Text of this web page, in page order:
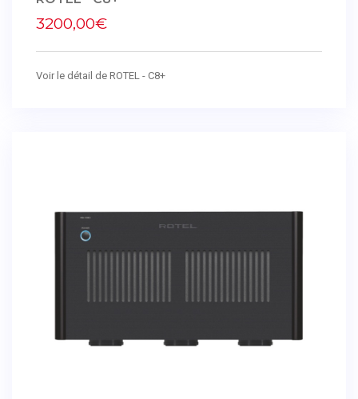
3200,00€
Voir le détail de ROTEL - C8+